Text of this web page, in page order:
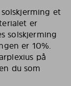
et
er
solskjerming
er 10%.
på
du som